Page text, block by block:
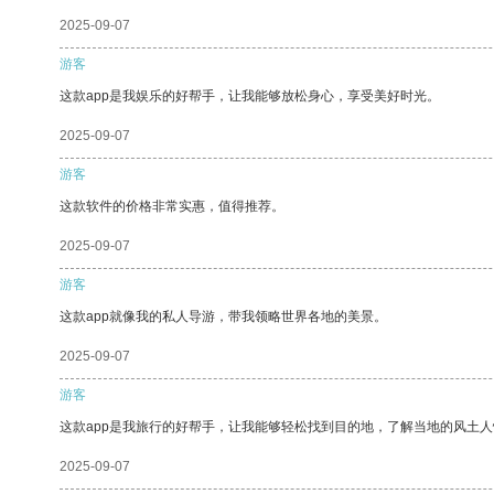
2025-09-07
游客
这款app是我娱乐的好帮手，让我能够放松身心，享受美好时光。
2025-09-07
游客
这款软件的价格非常实惠，值得推荐。
2025-09-07
游客
这款app就像我的私人导游，带我领略世界各地的美景。
2025-09-07
游客
这款app是我旅行的好帮手，让我能够轻松找到目的地，了解当地的风土
2025-09-07